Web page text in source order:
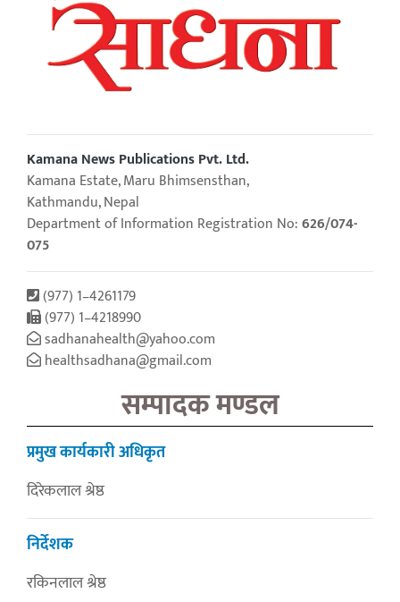
Kamana News Publications Pvt. Ltd.
Kamana Estate, Maru Bhimsensthan,
Kathmandu, Nepal
Department of Information Registration No:626/074-
075
(977) 1–4261179
(977) 1–4218990
sadhanahealth@yahoo.com
healthsadhana@gmail.com
सम्पादक मण्डल
प्रमुख कार्यकारी अधिकृत
दिरेकलाल श्रेष्ठ
निर्देशक
रकिनलाल श्रेष्ठ